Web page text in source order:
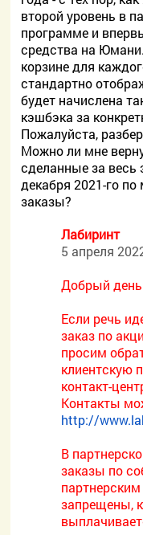
второй уровень в
программе и
средства на
корзине для
стандартно
будет начислена
кэшбэка за
Пожалуйста,
Можно ли мне
сделанные за весь
декабря 2021-го по
заказы?
Лабиринт
5 апреля
Добрый
Если речь
заказ по
просим
клиентскую
контакт-
Контакты
http://
В
заказы по
запрещены,